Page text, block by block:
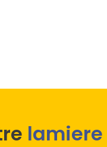
lamiere